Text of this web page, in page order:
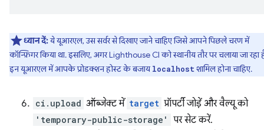
ध्यान दें:ये यूआरएल, उस सर्वर से दिखाए जाने चाहिए जिसे आपने पिछले चरण में
कॉन्फ़िगर किया था. इसलिए, अगर Lighthouse CI को स्थानीय तौर पर चलाया जा रहा
इन यूआरएल में आपके प्रोडक्शन होस्ट के बजायlocalhost शामिल होना चाहिए.
ci.upload ऑब्जेक्ट में target प्रॉपर्टी जोड़ें और वैल्यू को
'temporary-public-storage'
पर सेट करें.